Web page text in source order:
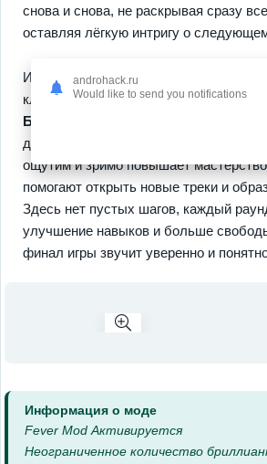
снова и снова, не раскрывая сразу
оставляя лёгкую интригу о
Игра даёт набор механик и в ней
ключевых особенности которые сразу
Быстрый ритм
делает геймплей разнообразным и
ощутим и зримо повышает
помогают открыть новые треки и
Здесь нет пустых шагов, каждый
улучшение навыков и больше
финал игры звучит уверенно и
Информация о моде
Fever Mod Активируется
Неограниченное количество
androhack.ru
Would like to send you notifications